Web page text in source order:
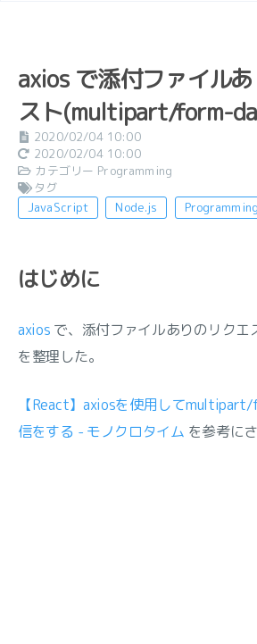
axios で添付ファイル
スト(multipart/form-
2020/02/04 10:00
2020/02/04 10:00
カテゴリー Programming
タグ
JavaScript
Node.js Programming
はじめに
axios で、添付ファイルありのリクエ
を整理した。
【React】axiosを使用して
信をする - モノクロタイム を参考に